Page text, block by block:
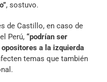
, sostuvo.
de Castillo, en caso de
Perú, “podrían ser
a la izquierda
temas que también